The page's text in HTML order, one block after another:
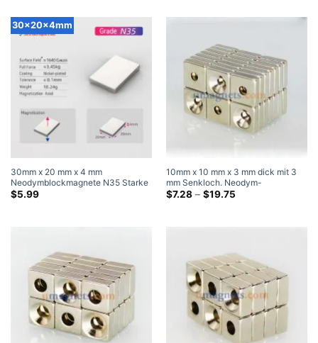
30x20x4mm
30mm x 20 mm x 4 mm
Neodymblockmagnete N35 Starke
Seltenerd rechteckige Magnete 30
$5.99
10mm x 10 mm x 3 mm dick mit 3
mm Senkloch. Neodym-
Senkblockmagnete mit einzelnem
$7.28 – $19.75Preisklasse: